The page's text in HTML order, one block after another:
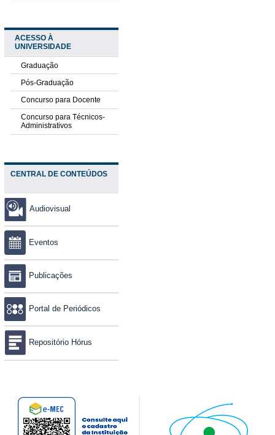
ACESSO À
UNIVERSIDADE
Graduação
Pós-Graduação
Concurso para Docente
Concurso para Técnicos-
Administrativos
CENTRAL DE CONTEÚDOS
Audiovisual
Eventos
Publicações
Portal de Periódicos
Repositório Hórus